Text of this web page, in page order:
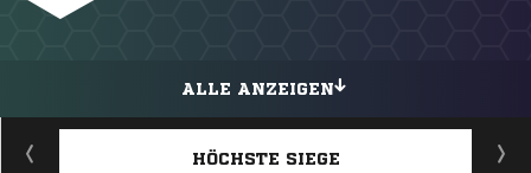
ALLE ANZEIGEN
HÖCHSTE SIEGE